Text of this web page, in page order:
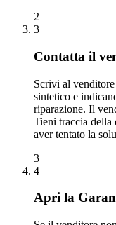
2
3
Contatta il
Scrivi al
sintetico e
riparazione. Il
Tieni traccia della
aver tentato la
3
4
Apri la